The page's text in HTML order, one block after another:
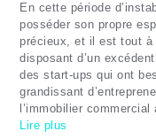
En cette période
posséder son propre
précieux, et il est tout à
disposant d’un
des start-ups qui ont
grandissant
l’immobilier
Lire plus